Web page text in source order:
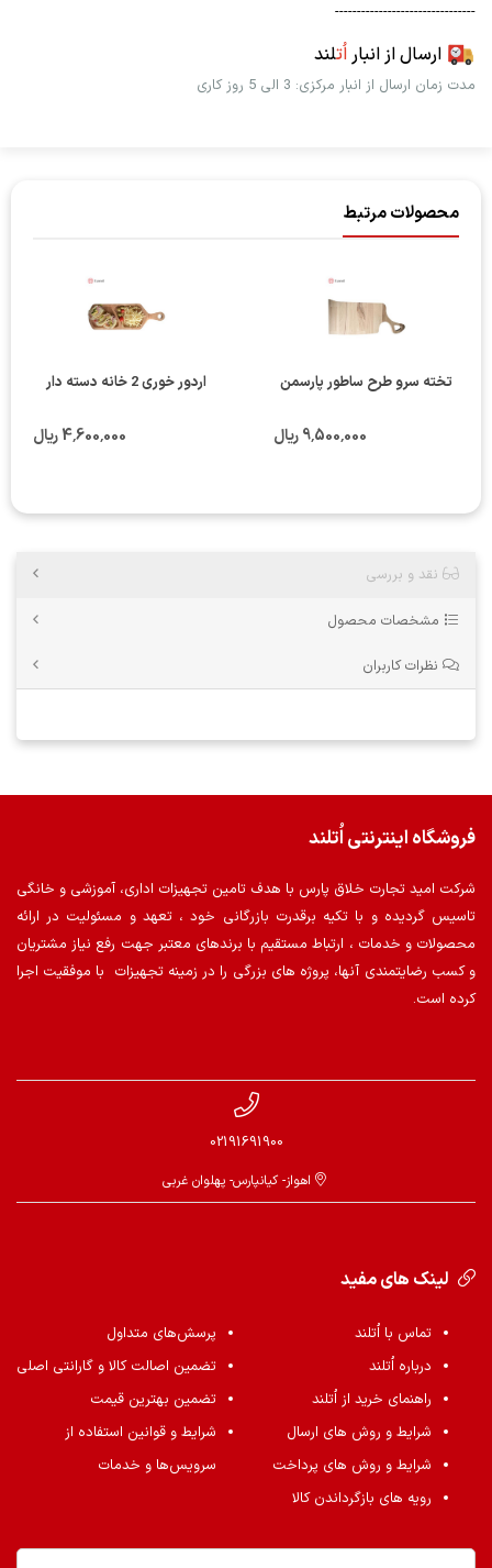
--------------------------------
ارسال از انباراُتلند
مدت زمان ارسال از انبار مرکزی: 3 الی 5 روز کاری
محصولات مرتبط
تخته سرو طرح ساطور پارسمن
9٬500٬000 ریال
اردور خوری 2 خانه دسته دار
4٬600٬000 ریال
نقد و بررسی
مشخصات محصول
نظرات کاربران
فروشگاه اینترنتی اُتلند
شرکت امید تجارت خلاق پارس با هدف تامین تجهیزات اداری، آموزشی و خانگی
تاسیس گردیده و با تکیه برقدرت بازرگانی خود ، تعهد و مسئولیت در ارائه
محصولات و خدمات ، ارتباط مستقیم با برندهای معتبر جهت رفع نیاز مشتریان
و کسب رضایتمندی آنها، پروژه های بزرگی را در زمینه تجهیزات با موفقیت اجرا
کرده است.
02191691900
اهواز- کیانپارس- پهلوان غربی
لینک های مفید
تماس با اُتلند
درباره اُتلند
راهنمای خرید از اُتلند
شرایط و روش های ارسال
شرایط و روش های پرداخت
رویه های بازگرداندن کالا
پرسش‌های متداول
تضمین اصالت کالا و گارانتی اصلی
تضمین بهترین قیمت
شرایط و قوانین استفاده از
سرویس‌ها و خدمات